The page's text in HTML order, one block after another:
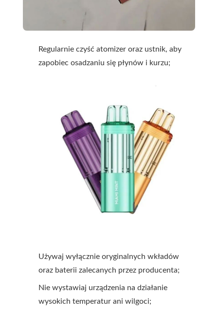
Regularnie czyść atomizer oraz ustnik, aby
zapobiec osadzaniu się płynów i kurzu;
Używaj wyłącznie oryginalnych wkładów
oraz baterii zalecanych przez producenta;
Nie wystawiaj urządzenia na działanie
wysokich temperatur ani wilgoci;